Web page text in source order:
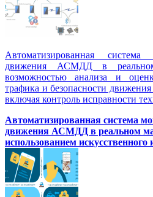
Автоматизированная
движения АСМДД в
возможностью анализа и
трафика и безопасности
включая контроль исправности
Автоматизированная cистема
движения АСМДД в реальном
использованием искусственного